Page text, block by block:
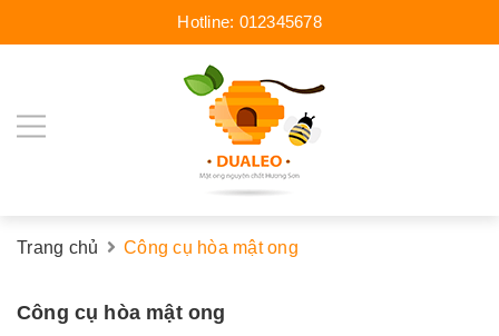
Hotline: 012345678
Trang chủ Công cụ hòa mật ong
Công cụ hòa mật ong